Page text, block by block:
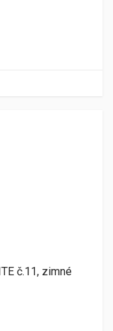
č.11, zimné